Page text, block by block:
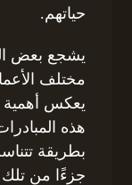
حياتهم.
يشجع بعض
مختلف
يعكس أهمية
هذه
بطريقة
جزءًا من تلك